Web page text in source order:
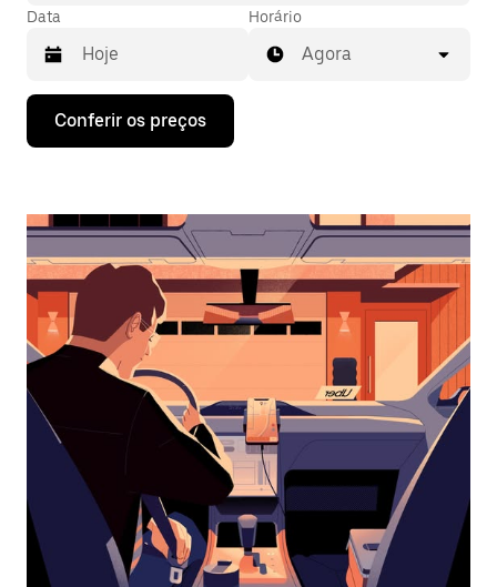
Data
Pressione
seta
interagir
o
calendário
selecionar
uma
data.
Pressione
a
tecla
“ESC”
o
calendário.
Horário
Agora
Conferir os preços